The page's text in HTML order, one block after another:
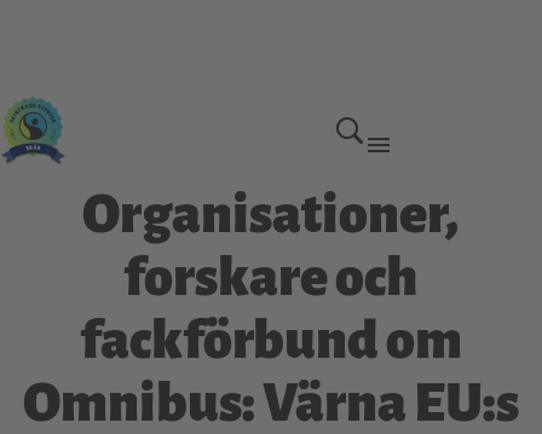
Organisationer,
forskare och
fackförbund om
Omnibus: Värna EU:s